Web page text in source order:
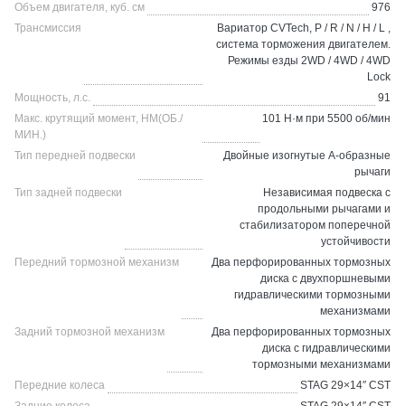
Объем двигателя, куб. см
976
Трансмиссия
Вариатор CVTech, P / R / N / H / L ,
система торможения двигателем.
Режимы езды 2WD / 4WD / 4WD
Lock
Мощность, л.с.
91
Макс. крутящий момент, НМ(ОБ./
МИН.)
101 Н·м при 5500 об/мин
Тип передней подвески
Двойные изогнутые А-образные
рычаги
Тип задней подвески
Независимая подвеска с
продольными рычагами и
стабилизатором поперечной
устойчивости
Передний тормозной механизм
Два перфорированных тормозных
диска с двухпоршневыми
гидравлическими тормозными
механизмами
Задний тормозной механизм
Два перфорированных тормозных
диска с гидравлическими
тормозными механизмами
Передние колеса
STAG 29×14″ CST